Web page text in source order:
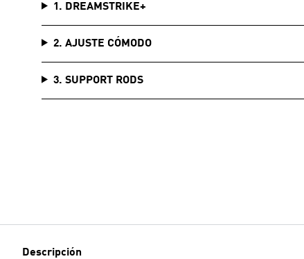
1. DREAMSTRIKE+
2. AJUSTE CÓMODO
3. SUPPORT RODS
Descripción